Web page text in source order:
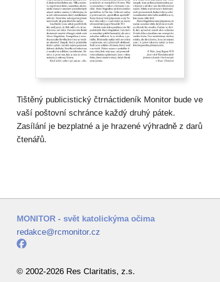
Tištěný publicistický čtrnáctideník Monitor bude ve
vaší poštovní schránce každý druhý pátek.
Zasílání je bezplatné a je hrazené výhradně z darů
čtenářů.
MONITOR - svět katolickýma očima
redakce@rcmonitor.cz
© 2002-2026 Res Claritatis, z.s.